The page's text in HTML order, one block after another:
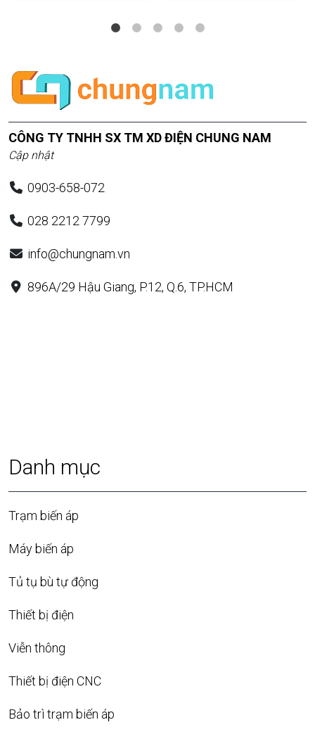
CÔNG TY TNHH SX TM XD ĐIỆN CHUNG NAM
Cập nhật
0903-658-072
028 2212 7799
info@chungnam.vn
896A/29 Hậu Giang, P.12, Q.6, TP.HCM
Danh mục
Trạm biến áp
Máy biến áp
Tủ tụ bù tự động
Thiết bị điện
Viễn thông
Thiết bị điện CNC
Bảo trì trạm biến áp